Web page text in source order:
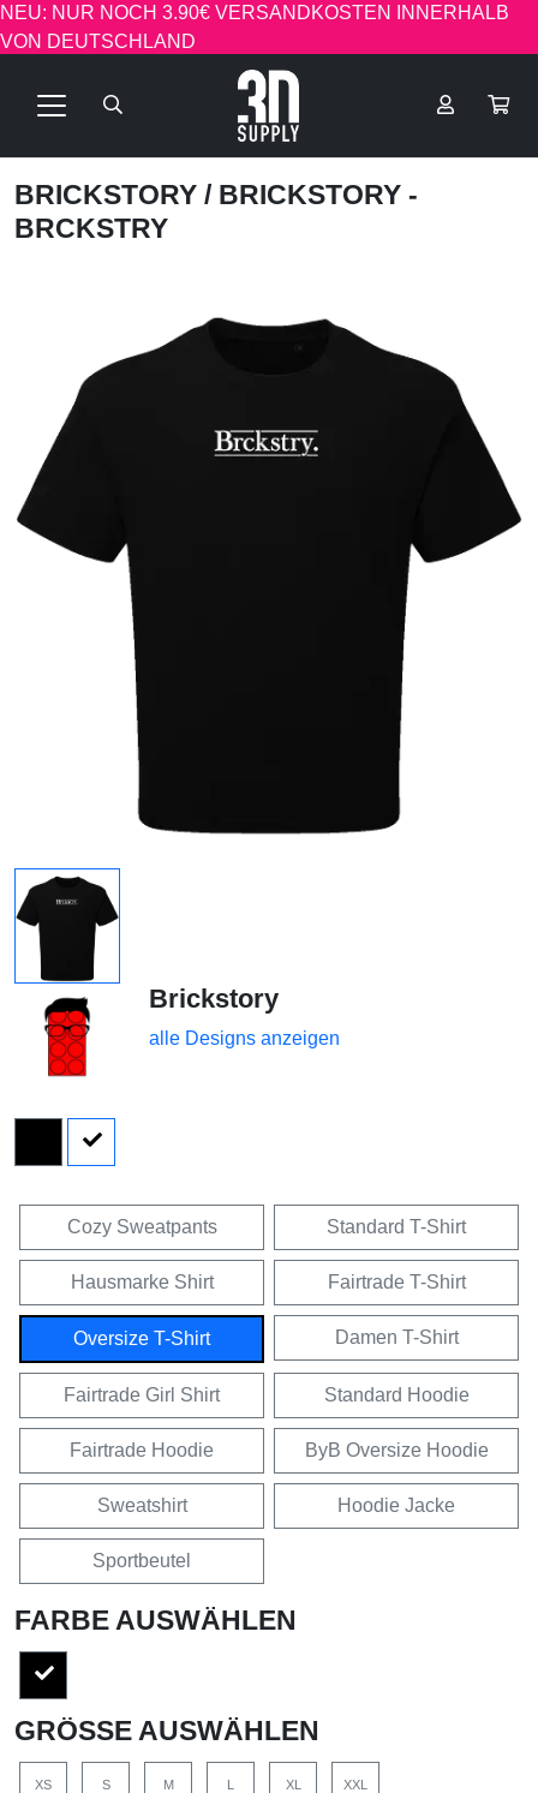
NEU: NUR NOCH 3.90€ VERSANDKOSTEN INNERHALB
VON DEUTSCHLAND
BRICKSTORY / BRICKSTORY -
BRCKSTRY
Brickstory
alle Designs anzeigen
Cozy Sweatpants Standard T-Shirt
Hausmarke Shirt Fairtrade T-Shirt
Oversize T-Shirt Damen T-Shirt
Fairtrade Girl Shirt Standard Hoodie
Fairtrade Hoodie ByB Oversize Hoodie
Sweatshirt Hoodie Jacke
Sportbeutel
FARBE AUSWÄHLEN
GRÖSSE AUSWÄHLEN
XS S M L XL XXL